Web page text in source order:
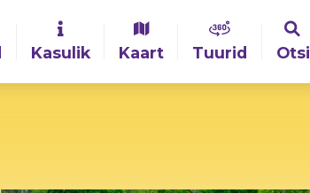
Kasulik Kaart Tuurid Otsi